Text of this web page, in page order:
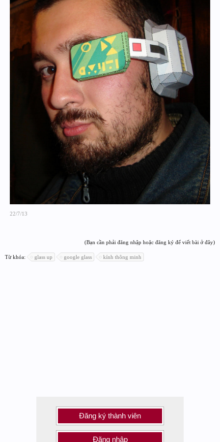
22/7/13
(Bạn cần phải đăng nhập hoặc đăng ký để viết bài ở đây)
Từ khóa: glass up google glass kính thông minh
Đăng ký thành viên
Đăng nhập